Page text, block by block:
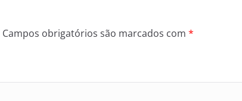
Campos obrigatórios são marcados com *